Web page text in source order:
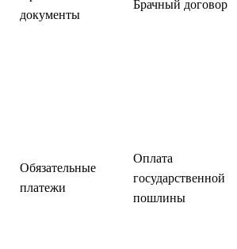
документы
Брачный договор
Обязательные
платежи
Оплата
государственной
пошлины